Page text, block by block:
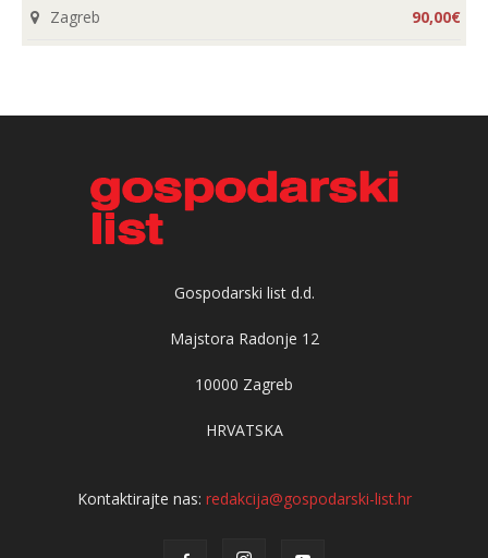
Zagreb 90,00€
Gospodarski list d.d.
Majstora Radonje 12
10000 Zagreb
HRVATSKA
Kontaktirajte nas: redakcija@gospodarski-list.hr